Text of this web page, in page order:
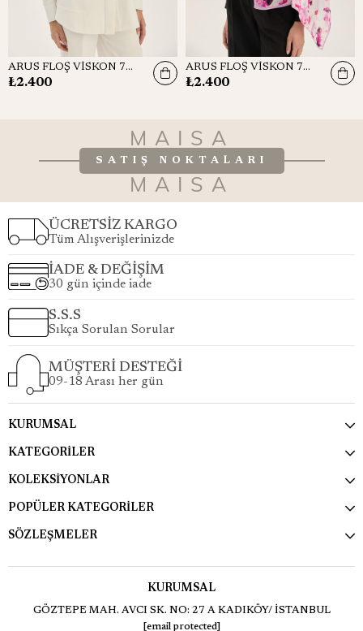
ARUS FLOŞ VİSKON 70*190CM ŞAL - MAVİ
₺2.400
ARUS FLOŞ VİSKON 70*190CM ŞAL - PEMBE
₺2.400
MAISA
SATIŞ NOKTALARI
MAISA
ÜCRETSİZ KARGO
Tüm Alışverişlerinizde
İADE & DEĞİŞİM
30 gün içinde iade
S.S.S
Sıkça Sorulan Sorular
MÜŞTERİ DESTEĞİ
09-18 Arası her gün
KURUMSAL
KATEGORİLER
KOLEKSİYONLAR
POPÜLER KATEGORİLER
SÖZLEŞMELER
KURUMSAL
GÖZTEPE MAH. AVCI SK. NO: 27 A KADIKÖY/ İSTANBUL
[email protected]